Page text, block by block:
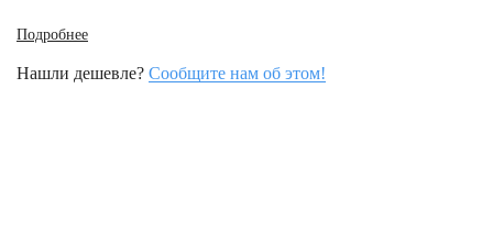
Подробнее
Нашли дешевле? Сообщите нам об этом!